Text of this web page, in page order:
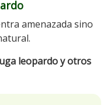
amenazada sino
leopardo y otros